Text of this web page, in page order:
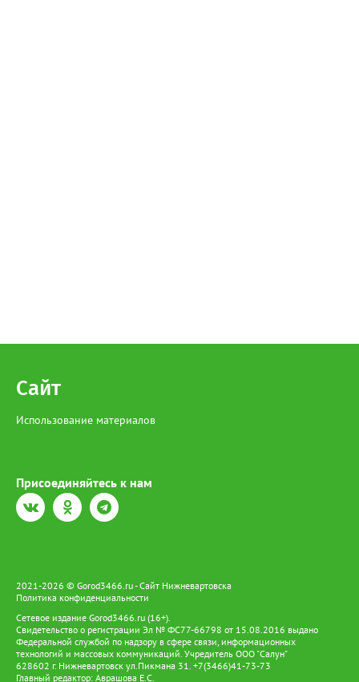
Сайт
Использование материалов
Присоединяйтесь к нам
2021-2026 © Gorod3466.ru - Сайт Нижневартовска
Политика конфиденциальности
Сетевое издание Gorod3466.ru (16+).
Свидетельство о регистрации Эл № ФС77-66798 от 15.08.2016 выдано
Федеральной службой по надзору в сфере связи, информационных
технологий и массовых коммуникаций. Учредитель ООО "Салун"
628602 г. Нижневартовск ул.Пикмана 31. +7(3466)41-73-73
Главный редактор: Аврашова Е.С.